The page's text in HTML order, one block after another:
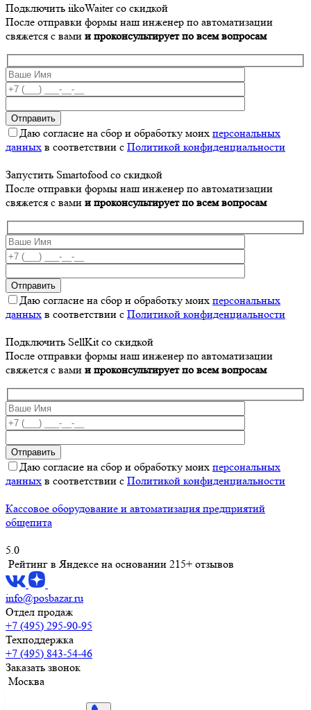
Подключить iikoWaiter со скидкой
После отправки формы наш инженер по автоматизации
свяжется с вами и проконсультирует по всем вопросам
Даю согласие на сбор и обработку моих персональных
данных в соответствии с Политикой конфиденциальности
Запустить Smartofood со скидкой
После отправки формы наш инженер по автоматизации
свяжется с вами и проконсультирует по всем вопросам
Даю согласие на сбор и обработку моих персональных
данных в соответствии с Политикой конфиденциальности
Подключить SellKit со скидкой
После отправки формы наш инженер по автоматизации
свяжется с вами и проконсультирует по всем вопросам
Даю согласие на сбор и обработку моих персональных
данных в соответствии с Политикой конфиденциальности
Кассовое оборудование и автоматизация предприятий
общепита
5.0
Рейтинг в Яндексе на основании 215+ отзывов
info@posbazar.ru
Отдел продаж
+7 (495) 295-90-95
Техподдержка
+7 (495) 843-54-46
Заказать звонок
Москва